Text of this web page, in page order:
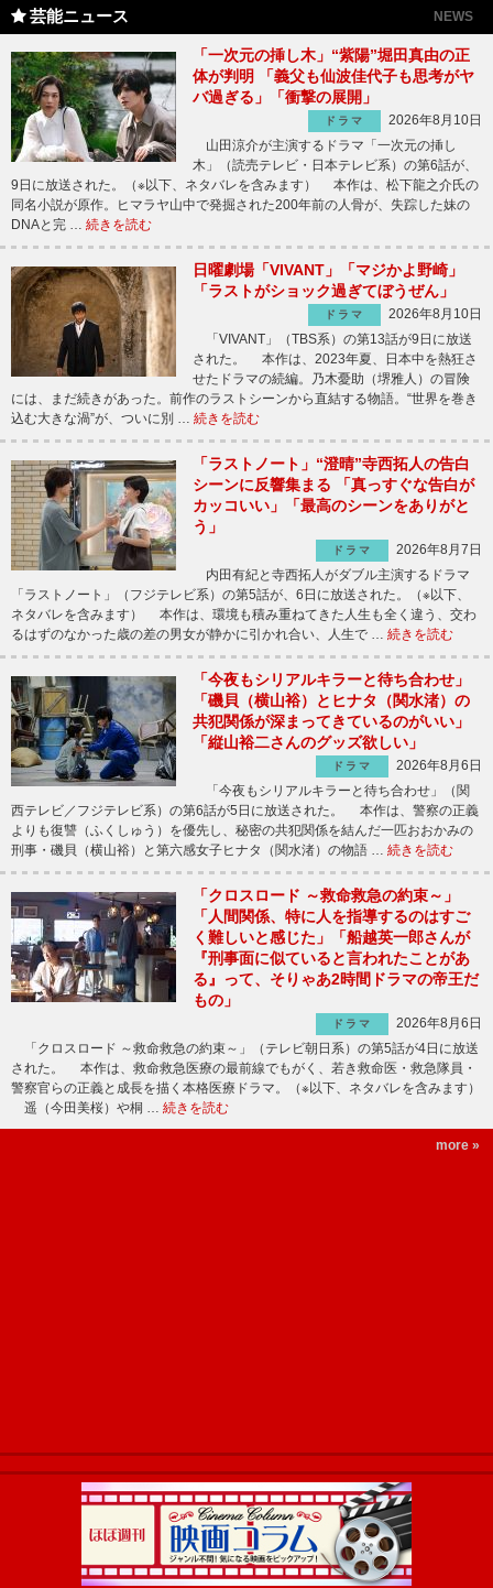
芸能ニュース NEWS
「一次元の挿し木」“紫陽”堀田真由の正
体が判明 「義父も仙波佳代子も思考がヤ
バ過ぎる」「衝撃の展開」
ドラマ
2026年8月10日
山田涼介が主演するドラマ「一次元の挿し
木」（読売テレビ・日本テレビ系）の第6話が、
9日に放送された。（※以下、ネタバレを含みます） 本作は、松下龍之介氏の
同名小説が原作。ヒマラヤ山中で発掘された200年前の人骨が、失踪した妹の
DNAと完 … 続きを読む
日曜劇場「VIVANT」「マジかよ野崎」
「ラストがショック過ぎてぼうぜん」
ドラマ
2026年8月10日
「VIVANT」（TBS系）の第13話が9日に放送
された。 本作は、2023年夏、日本中を熱狂さ
せたドラマの続編。乃木憂助（堺雅人）の冒険
には、まだ続きがあった。前作のラストシーンから直結する物語。“世界を巻き
込む大きな渦”が、ついに別 … 続きを読む
「ラストノート」“澄晴”寺西拓人の告白
シーンに反響集まる 「真っすぐな告白が
カッコいい」「最高のシーンをありがと
う」
ドラマ
2026年8月7日
内田有紀と寺西拓人がダブル主演するドラマ
「ラストノート」（フジテレビ系）の第5話が、6日に放送された。（※以下、
ネタバレを含みます） 本作は、環境も積み重ねてきた人生も全く違う、交わ
るはずのなかった歳の差の男女が静かに引かれ合い、人生で … 続きを読む
「今夜もシリアルキラーと待ち合わせ」
「磯貝（横山裕）とヒナタ（関水渚）の
共犯関係が深まってきているのがいい」
「縦山裕二さんのグッズ欲しい」
ドラマ
2026年8月6日
「今夜もシリアルキラーと待ち合わせ」（関
西テレビ／フジテレビ系）の第6話が5日に放送された。 本作は、警察の正義
よりも復讐（ふくしゅう）を優先し、秘密の共犯関係を結んだ一匹おおかみの
刑事・磯貝（横山裕）と第六感女子ヒナタ（関水渚）の物語 … 続きを読む
「クロスロード ～救命救急の約束～」
「人間関係、特に人を指導するのはすご
く難しいと感じた」「船越英一郎さんが
『刑事面に似ていると言われたことがあ
る』って、そりゃあ2時間ドラマの帝王だ
もの」
ドラマ
2026年8月6日
「クロスロード ～救命救急の約束～」（テレビ朝日系）の第5話が4日に放送
された。 本作は、救命救急医療の最前線でもがく、若き救命医・救急隊員・
警察官らの正義と成長を描く本格医療ドラマ。（※以下、ネタバレを含みます）
遥（今田美桜）や桐 … 続きを読む
more »